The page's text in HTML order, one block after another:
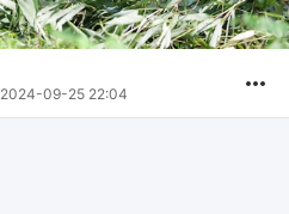
2024-09-25 22:04